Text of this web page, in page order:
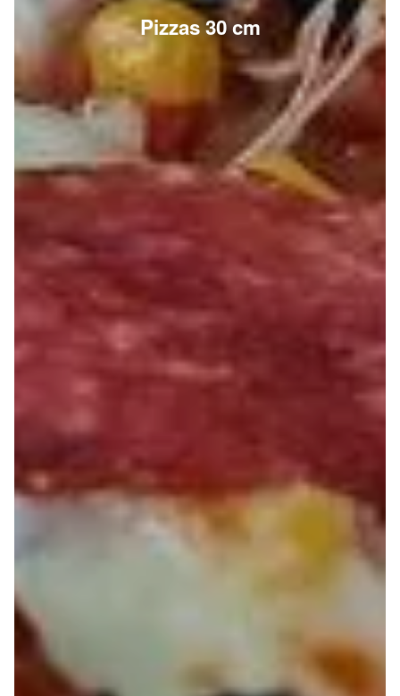
Pizzas 30 cm